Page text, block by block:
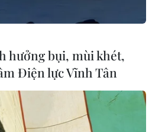
này chăm sóc cho một phụ
hưởng bụi, mùi khét,
Điện lực Vĩnh Tân